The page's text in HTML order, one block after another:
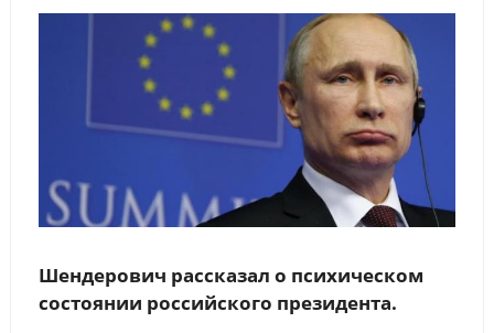
Шендерович рассказал о психическом
состоянии российского президента.